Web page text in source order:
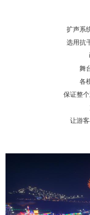
扩声系
选用抗
舞
各
保证整
让游